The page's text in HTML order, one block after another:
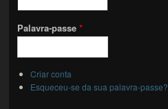
Palavra-passe*
Criar conta
Esqueceu-se da sua palavra-passe?